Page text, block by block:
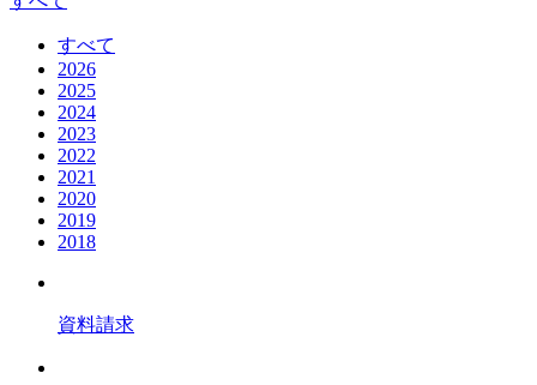
すべて
2026
2025
2024
2023
2022
2021
2020
2019
2018
資料請求